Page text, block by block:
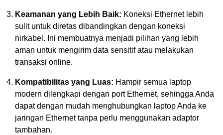
Keamanan yang Lebih Baik: Koneksi Ethernet lebih
sulit untuk diretas dibandingkan dengan koneksi
nirkabel. Ini membuatnya menjadi pilihan yang lebih
aman untuk mengirim data sensitif atau melakukan
transaksi online.
Kompatibilitas yang Luas: Hampir semua laptop
modern dilengkapi dengan port Ethernet, sehingga Anda
dapat dengan mudah menghubungkan laptop Anda ke
jaringan Ethernet tanpa perlu menggunakan adaptor
tambahan.